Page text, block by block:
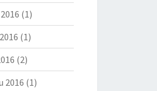
(1)
(1)
(2)
2016 (1)